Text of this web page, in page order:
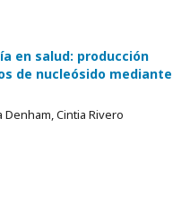
en salud: producción
de nucleósido mediante
Denham, Cintia Rivero